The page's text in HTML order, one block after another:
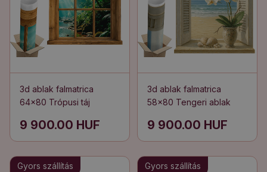
3d ablak falmatrica
64x80 Trópusi táj
9 900.00 HUF
3d ablak falmatrica
58x80 Tengeri ablak
9 900.00 HUF
Gyors szállítás Gyors szállítás